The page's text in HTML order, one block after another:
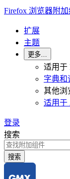
Firefox 浏览器附
扩展
主题
更多…
适用于
字典和
其他浏
适用于
登录
搜索
搜索